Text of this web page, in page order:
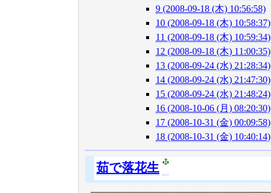
9 (2008-09-18 (木) 10:56:58)
10 (2008-09-18 (木) 10:58:37)
11 (2008-09-18 (木) 10:59:34)
12 (2008-09-18 (木) 11:00:35)
13 (2008-09-24 (水) 21:28:34)
14 (2008-09-24 (水) 21:47:30)
15 (2008-09-24 (水) 21:48:24)
16 (2008-10-06 (月) 08:20:30)
17 (2008-10-31 (金) 00:09:58)
18 (2008-10-31 (金) 10:40:14)
茹で落花生